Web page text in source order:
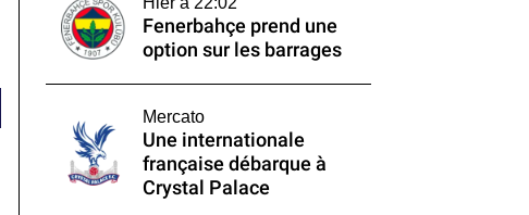
Fenerbahçe prend une
option sur les barrages
Mercato
Une internationale
française débarque à
Crystal Palace